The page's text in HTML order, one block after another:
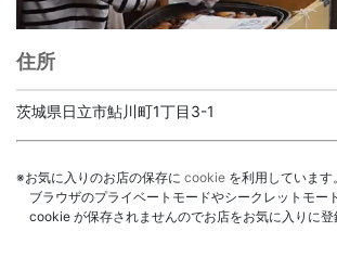
住所
茨城県日立市鮎川町1丁目3-1
※お気に入りのお店の保存に cookie を利用しています。
ブラウザのプライベートモードやシークレットモー
cookie が保存されませんのでお店をお気に入りに登